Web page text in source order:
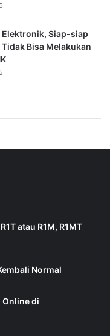
Siap-siap
Bisa Melakukan
atau R1M, R1MT
Normal
Online di